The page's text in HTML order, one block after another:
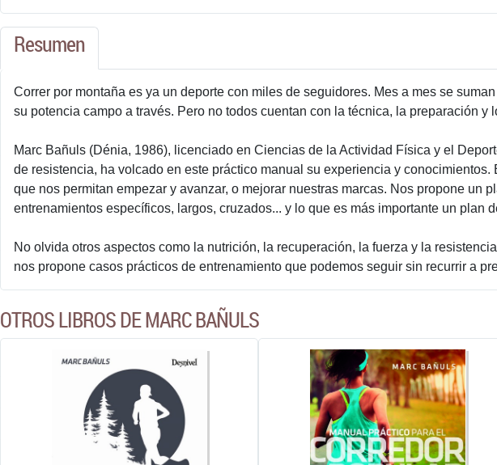
Resumen
Correr por montaña es ya un deporte con miles de seguidores. Mes a mes se
su potencia campo a través. Pero no todos cuentan con la técnica, la preparación y
Marc Bañuls (Dénia, 1986), licenciado en Ciencias de la Actividad Física y el
de resistencia, ha volcado en este práctico manual su experiencia y
que nos permitan empezar y avanzar, o mejorar nuestras marcas. Nos propone un
entrenamientos específicos, largos, cruzados... y lo que es más importante un plan
No olvida otros aspectos como la nutrición, la recuperación, la fuerza y la
nos propone casos prácticos de entrenamiento que podemos seguir sin recurrir a
OTROS LIBROS DE MARC BAÑULS